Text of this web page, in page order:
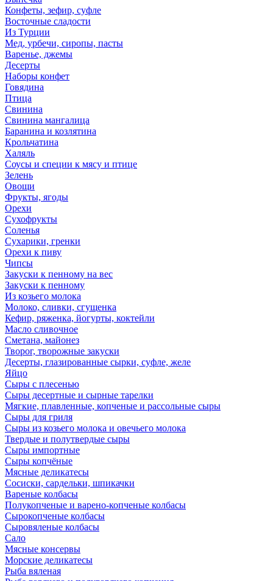
Конфеты, зефир, суфле
Восточные сладости
Из Турции
Мед, урбечи, сиропы, пасты
Варенье, джемы
Десерты
Наборы конфет
Говядина
Птица
Свинина
Свинина мангалица
Баранина и козлятина
Крольчатина
Халяль
Соусы и специи к мясу и птице
Зелень
Овощи
Фрукты, ягоды
Орехи
Сухофрукты
Соленья
Сухарики, гренки
Орехи к пиву
Чипсы
Закуски к пенному на вес
Закуски к пенному
Из козьего молока
Молоко, сливки, сгущенка
Кефир, ряженка, йогурты, коктейли
Масло сливочное
Сметана, майонез
Творог, творожные закуски
Десерты, глазированные сырки, суфле, желе
Яйцо
Сыры с плесенью
Сыры десертные и сырные тарелки
Мягкие, плавленные, копченые и рассольные сыры
Сыры для гриля
Сыры из козьего молока и овечьего молока
Твердые и полутвердые сыры
Сыры импортные
Сыры копчёные
Мясные деликатесы
Сосиски, сардельки, шпикачки
Вареные колбасы
Полукопченые и варено-копченые колбасы
Сырокопченые колбасы
Сыровяленые колбасы
Сало
Мясные консервы
Морские деликатесы
Рыба вяленая